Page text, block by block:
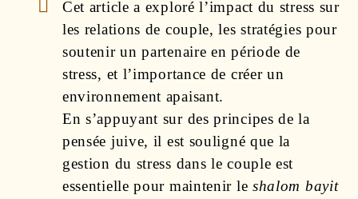
Cet article a exploré l’impact du stress sur
les relations de couple, les stratégies pour
soutenir un partenaire en période de
stress, et l’importance de créer un
environnement apaisant.
En s’appuyant sur des principes de la
pensée juive, il est souligné que la
gestion du stress dans le couple est
essentielle pour maintenir le shalom bayit